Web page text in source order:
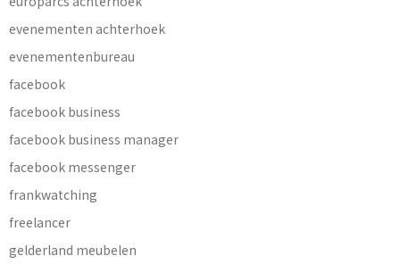
evenementen achterhoek
evenementenbureau
facebook
facebook business
facebook business manager
facebook messenger
frankwatching
freelancer
gelderland meubelen